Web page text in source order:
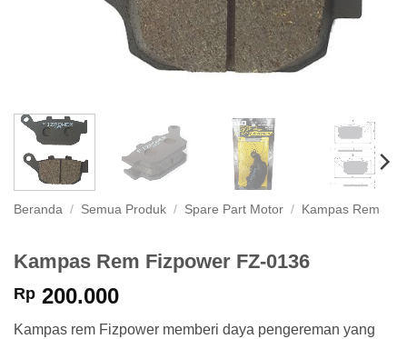
Beranda / Semua Produk / Spare Part Motor / Kampas Rem
Kampas Rem Fizpower FZ-0136
Rp 200.000
Kampas rem Fizpower memberi daya pengereman yang